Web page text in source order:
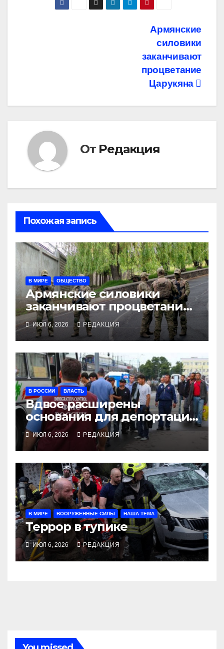
Армянские
силовики
заканчивают
процветание
Царукяна
От Редакция
Похожая запись
В МИРЕ ОБЩЕСТВО
Армянские силовики
заканчивают процветание
Царукяна
ИЮЛ 6, 2026 РЕДАКЦИЯ
В РОССИИ ВЛАСТЬ
Вдвое расширены
основания для депортации
трудовых мигрантов
ИЮЛ 6, 2026 РЕДАКЦИЯ
В МИРЕ ВООРУЖЁННЫЕ СИЛЫ НАША ТЕМА
Террор в тупике
ИЮЛ 6, 2026 РЕДАКЦИЯ